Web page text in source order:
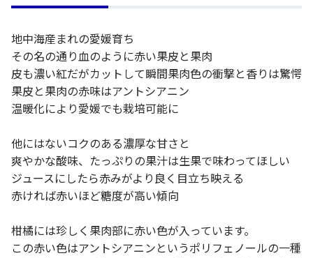
地中海産まれの愛媛育ち
その名の通り血のように赤い果皮と果肉
皮も濃い紅だがカットして瞬間果肉色の衝撃と香りは驚愕
果皮と果肉の赤味はアントシアニン
温暖化により愛媛でも栽培可能に
他にはないコクのある濃厚な甘さと
爽やかな酸味、たっぷりの果汁は生果で味わってほしい
ジュースにしたら赤みがより良く目立ち映える
赤ければ赤いほど糖度が高い傾向
柑橘には珍しく果肉部に赤い色が入っています。
この赤い色はアントシアニンというポリフェノールの一種